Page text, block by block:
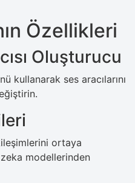
Özellikleri
Oluşturucu
kullanarak ses aracılarını
ortaya
modellerinden